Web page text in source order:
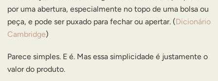
por uma abertura, especialmente no topo de uma bolsa ou
peça, e pode ser puxado para fechar ou apertar. (Dicionário
Cambridge)
Parece simples. E é. Mas essa simplicidade é justamente o
valor do produto.